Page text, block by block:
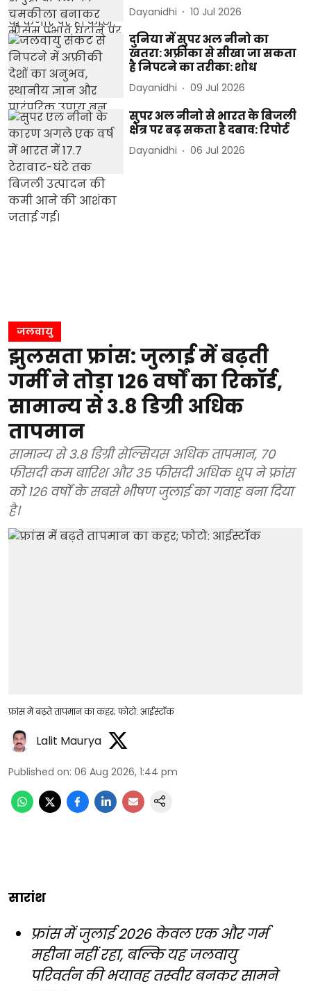
Dayanidhi 10 Jul 2026
दुनिया में सुपर अल नीनो का
खतरा: अफ्रीका से सीखा जा सकता
है निपटने का तरीका: शोध
Dayanidhi 09 Jul 2026
सुपर अल नीनो से भारत के बिजली
क्षेत्र पर बढ़ सकता है दबाव: रिपोर्ट
Dayanidhi 06 Jul 2026
जलवायु
झुलसता फ्रांस: जुलाई में बढ़ती
गर्मी ने तोड़ा 126 वर्षों का रिकॉर्ड,
सामान्य से 3.8 डिग्री अधिक
तापमान
सामान्य से 3.8 डिग्री सेल्सियस अधिक तापमान, 70
फीसदी कम बारिश और 35 फीसदी अधिक धूप ने फ्रांस
को 126 वर्षों के सबसे भीषण जुलाई का गवाह बना दिया
है।
फ्रांस में बढ़ते तापमान का कहर; फोटो: आईस्टॉक
Lalit Maurya
Published on: 06 Aug 2026, 1:44 pm
सारांश
फ्रांस में जुलाई 2026 केवल एक और गर्म
महीना नहीं रहा, बल्कि यह जलवायु
परिवर्तन की भयावह तस्वीर बनकर सामने